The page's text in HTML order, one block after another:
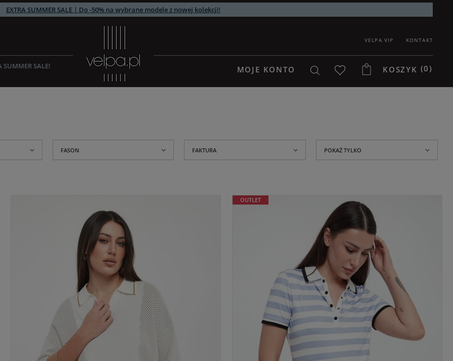
EXTRA SUMMER SALE | Do -50% na wybrane modele z nowej kolekcji!
KONTAKT
VELPA VIP
SUMMER SALE!
MOJE KONTO KOSZYK (0)
FASON FAKTURA POKAŻ TYLKO
OUTLET